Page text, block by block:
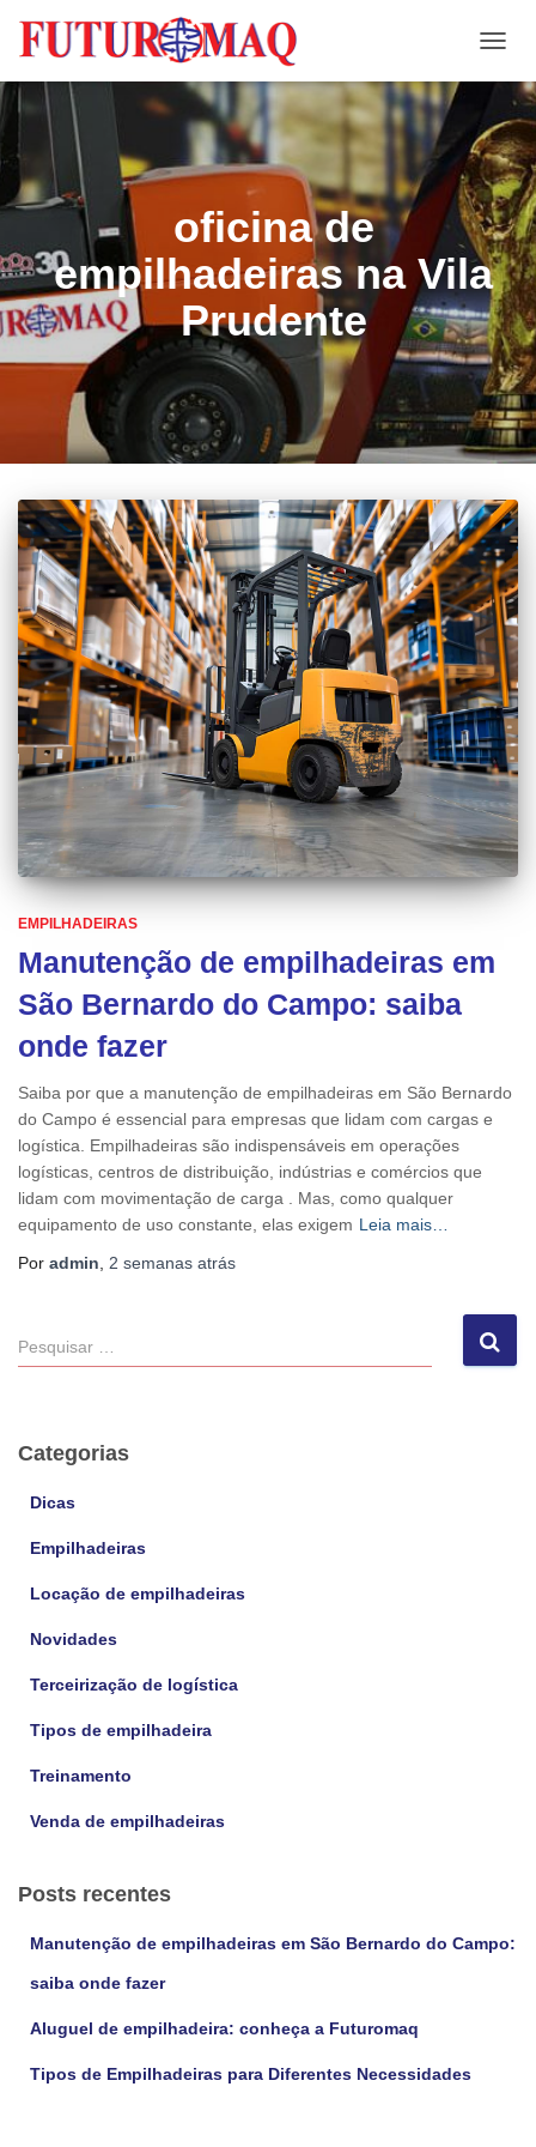
oficina de
empilhadeiras na Vila
Prudente
EMPILHADEIRAS
Manutenção de empilhadeiras em
São Bernardo do Campo: saiba
onde fazer
Saiba por que a manutenção de empilhadeiras em São Bernardo
do Campo é essencial para empresas que lidam com cargas e
logística. Empilhadeiras são indispensáveis em operações
logísticas, centros de distribuição, indústrias e comércios que
lidam com movimentação de carga . Mas, como qualquer
equipamento de uso constante, elas exigem Leia mais…
Por admin 2 semanas atrás
P
e
u
Categorias
Dicas
Empilhadeiras
Locação de empilhadeiras
Novidades
Terceirização de logística
Tipos de empilhadeira
Treinamento
Venda de empilhadeiras
Posts recentes
Manutenção de empilhadeiras em São Bernardo do Campo:
saiba onde fazer
Aluguel de empilhadeira: conheça a Futuromaq
Tipos de Empilhadeiras para Diferentes Necessidades